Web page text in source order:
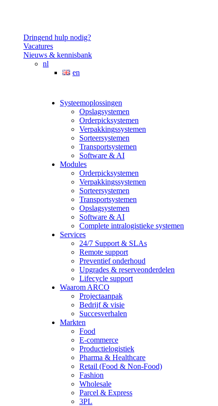
Dringend hulp nodig?
Vacatures
Nieuws & kennisbank
nl
en
Systeemoplossingen
Opslagsystemen
Orderpicksystemen
Verpakkingssystemen
Sorteersystemen
Transportsystemen
Software & AI
Modules
Orderpicksystemen
Verpakkingssystemen
Sorteersystemen
Transportsystemen
Opslagsystemen
Software & AI
Complete intralogistieke systemen
Services
24/7 Support & SLAs
Remote support
Preventief onderhoud
Upgrades & reserveonderdelen
Lifecycle support
Waarom ARCO
Projectaanpak
Bedrijf & visie
Succesverhalen
Markten
Food
E-commerce
Productielogistiek
Pharma & Healthcare
Retail (Food & Non-Food)
Fashion
Wholesale
Parcel & Express
3PL